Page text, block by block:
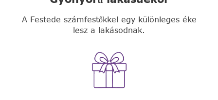
A Festede számfestőkkel egy különleges éke
lesz a lakásodnak.